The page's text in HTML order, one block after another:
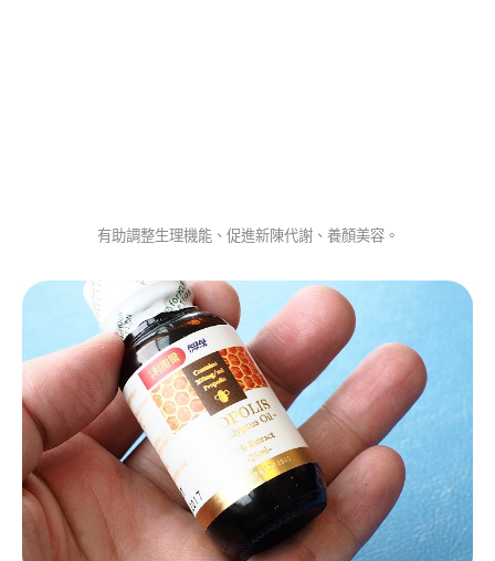
有助調整生理機能、促進新陳代謝、養顏美容。